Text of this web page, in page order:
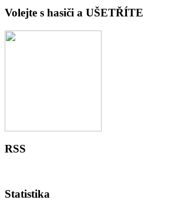
Volejte s hasiči a UŠETŘÍTE
RSS
Statistika